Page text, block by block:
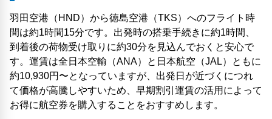
羽田空港（HND）から徳島空港（TKS）へのフライト時
間は約1時間15分です。出発時の搭乗手続きに約1時間、
到着後の荷物受け取りに約30分を見込んでおくと安心で
す。運賃は全日本空輸（ANA）と日本航空（JAL）ともに
約10,930円〜となっていますが、出発日が近づくにつれ
て価格が高騰しやすいため、早期割引運賃の活用によって
お得に航空券を購入することをおすすめします。